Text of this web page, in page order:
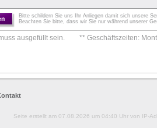
Bitte schildern Sie uns Ihr Anliegen damit sich unsere
Beachten Sie bitte, dass wir Sie nur während unserer
ausgefüllt sein. ** Geschäftszeiten:
Seite erstellt am 07.08.2026 um 04:40 Uhr von IP-